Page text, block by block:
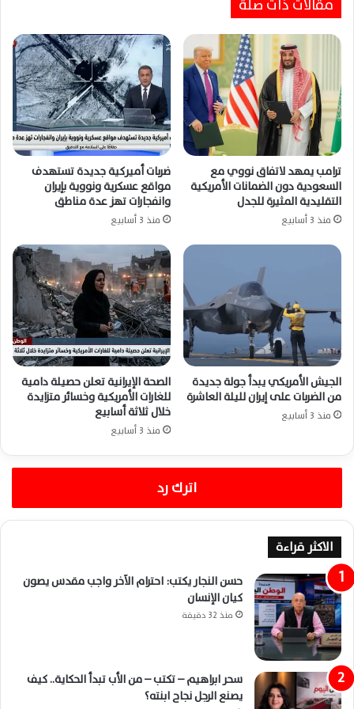
ضربات أمريكية سعودية بالعراق تودي بحياة ستة
مستشارين إيرانيين وتصعيد أمني واسع
مقالات ذات صلة
ترامب يمهد لاتفاق نووي مع
السعودية دون الضمانات الأمريكية
التقليدية المثيرة للجدل
منذ 3 أسابيع
ضربات أميركية جديدة تستهدف
مواقع عسكرية ونووية بإيران
وانفجارات تهز عدة مناطق
منذ 3 أسابيع
الجيش الأمريكي يبدأ جولة جديدة
من الضربات على إيران لليلة العاشرة
منذ 3 أسابيع
الصحة الإيرانية تعلن حصيلة دامية
للغارات الأمريكية وخسائر متزايدة
خلال ثلاثة أسابيع
منذ 3 أسابيع
اترك رد
الاكثر قراءة
حسن النجار يكتب: احترام الآخر واجب مقدس يصون
كيان الإنسان
منذ 32 دقيقة
سحر ابراهيم – تكتب – من الأب تبدأ الحكاية.. كيف
يصنع الرجل نجاح ابنته؟